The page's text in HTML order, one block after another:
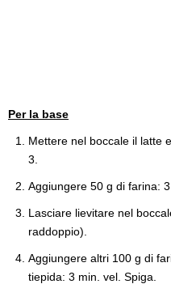
Per la base
Mettere nel boccale il latte
3.
Aggiungere 50 g di farina: 3
Lasciare lievitare nel
raddoppio).
Aggiungere altri 100 g di
tiepida: 3 min. vel. Spiga.